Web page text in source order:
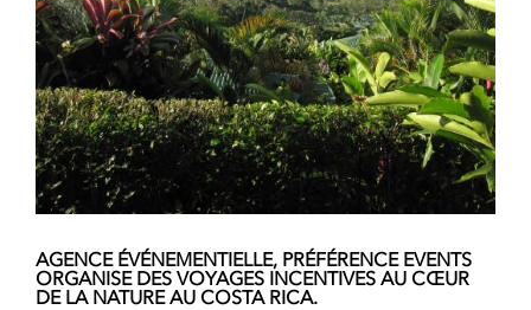
AGENCE ÉVÉNEMENTIELLE, PRÉFÉRENCE EVENTS
ORGANISE DES VOYAGES INCENTIVES AU CŒUR
DE LA NATURE AU COSTA RICA.